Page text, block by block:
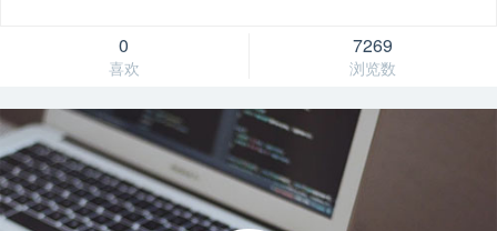
0
喜欢
7269
浏览数